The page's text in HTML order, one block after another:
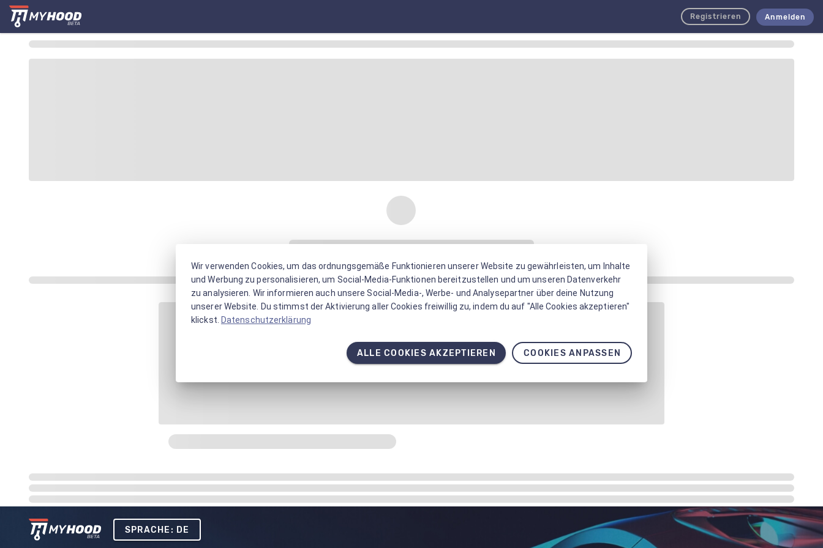
Registrieren Anmelden
SPRACHE: DE
Wir verwenden Cookies, um das ordnungsgemäße Funktionieren unserer Website zu gewährleisten, um Inhalte
und Werbung zu personalisieren, um Social-Media-Funktionen bereitzustellen und um unseren Datenverkehr
zu analysieren. Wir informieren auch unsere Social-Media-, Werbe- und Analysepartner über deine Nutzung
unserer Website. Du stimmst der Aktivierung aller Cookies freiwillig zu, indem du auf "Alle Cookies akzeptieren"
klickst. Datenschutzerklärung
ALLE COOKIES AKZEPTIEREN COOKIES ANPASSEN